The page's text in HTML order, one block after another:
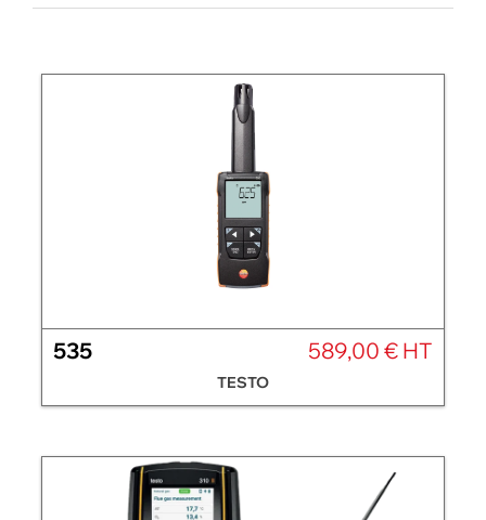
535 589,00 € HT
TESTO